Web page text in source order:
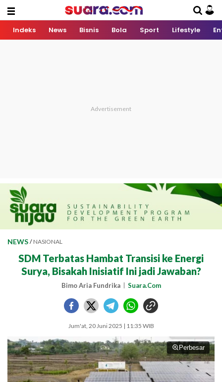
Indeks News Bisnis Bola Sport Lifestyle
NEWS / NASIONAL
SDM Terbatas Hambat Transisi ke Energi
Surya, Bisakah Inisiatif Ini jadi Jawaban?
Bimo Aria Fundrika Suara.Com
Jum'at, 20 Juni 2025 | 11:35 WIB
Perbesar